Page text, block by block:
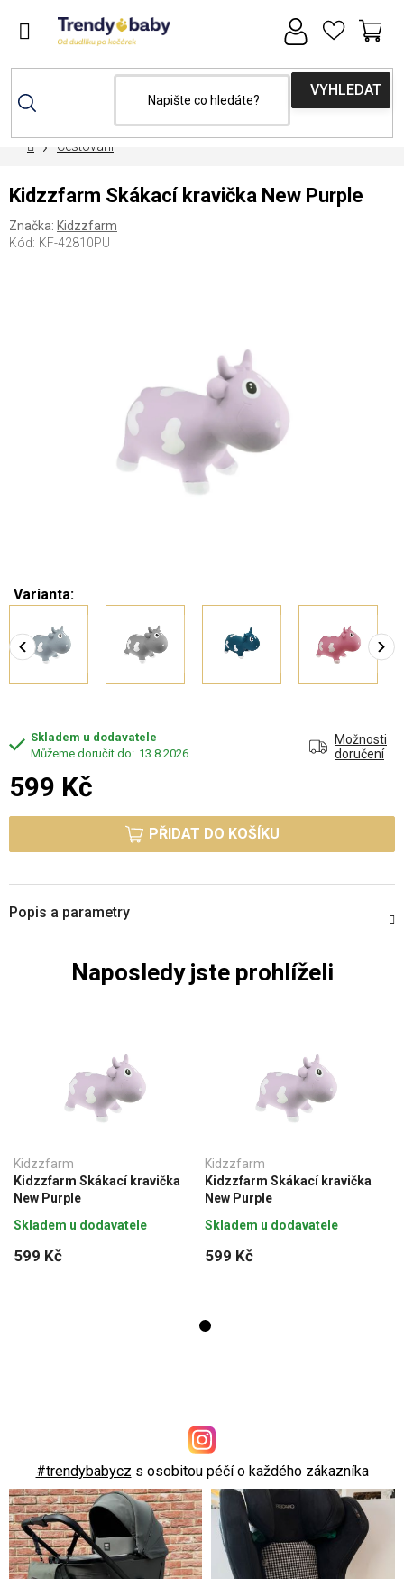
DomůCestování
Varianta:
Skladem u dodavatele
13.8.2026
Možnosti
doručení
599 Kč
PŘIDAT DO KOŠÍKU
Kidzzfarm Skákací kravička New Purple
Značka: Kidzzfarm
Kód: KF-42810PU
Popis a parametry
Naposledy jste prohlíželi
Kidzzfarm
Kidzzfarm Skákací kravička
New Purple
599 Kč
Skladem u dodavatele
Kidzzfarm
Kidzzfarm Skákací kravička
New Purple
599 Kč
Skladem u dodavatele
#trendybabycz s osobitou péčí o každého zákazníka